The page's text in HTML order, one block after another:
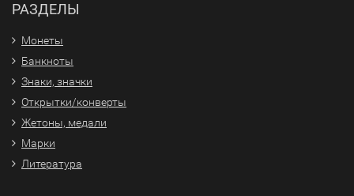
РАЗДЕЛЫ
Монеты
Банкноты
Знаки, значки
Открытки/конверты
Жетоны, медали
Марки
Литература